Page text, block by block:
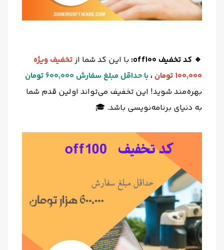
🔹 کد تخفیف off100: با این کد شما ازتخفیف ویژه
100,000 تومان
، با حداقل مبلغ سفارش 600,000 تومان
بهره‌مند شوید! این تخفیف می‌تواند اولین قدم شما
به دنیای برنامه‌نویسی باشد. 🎓